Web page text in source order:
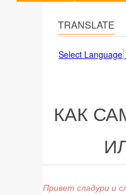
TRANSLATE
Select Language
КАК
Привет сладури и